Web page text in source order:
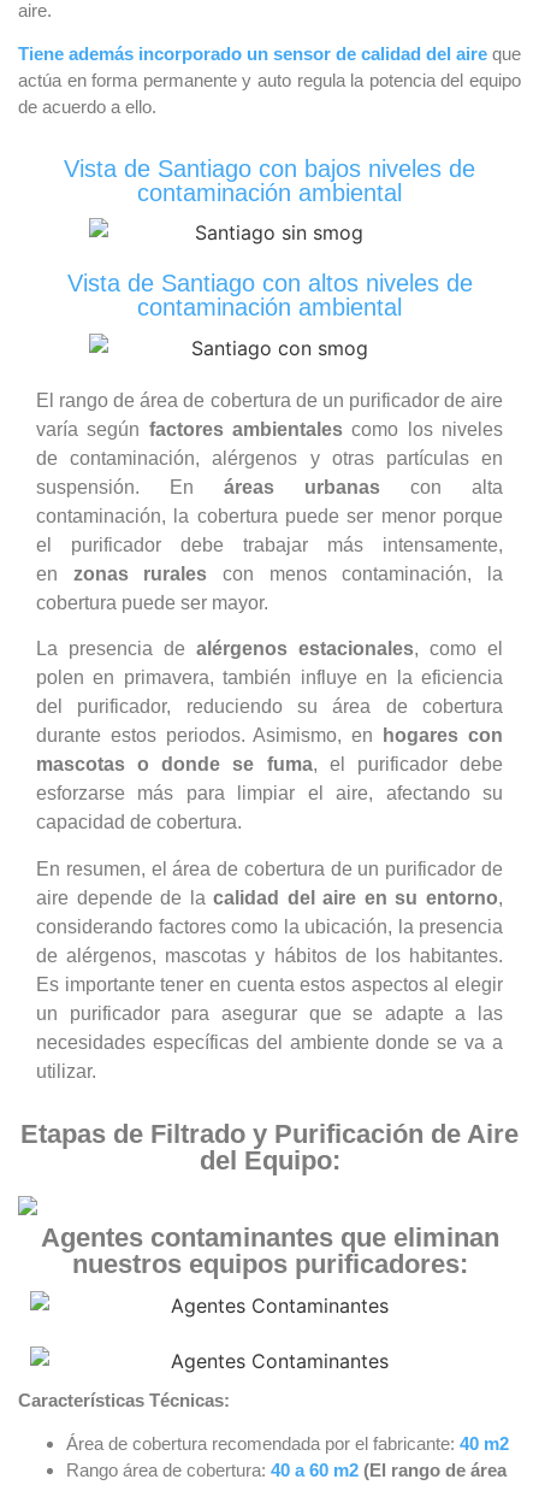
aire.
Tiene además incorporado un sensor de calidad del aire que
actúa en forma permanente y auto regula la potencia del equipo
de acuerdo a ello.
Vista de Santiago con bajos niveles de
contaminación ambiental
Vista de Santiago con altos niveles de
contaminación ambiental
El rango de área de cobertura de un purificador de aire
varía según factores ambientales como los niveles
de contaminación, alérgenos y otras partículas en
suspensión. En áreas urbanas con alta
contaminación, la cobertura puede ser menor porque
el purificador debe trabajar más intensamente,
en zonas rurales con menos contaminación, la
cobertura puede ser mayor.
La presencia de alérgenos estacionales, como el
polen en primavera, también influye en la eficiencia
del purificador, reduciendo su área de cobertura
durante estos periodos. Asimismo, en
hogares con
mascotas o donde se fuma, el purificador debe
esforzarse más para limpiar el aire, afectando su
capacidad de cobertura.
En resumen, el área de cobertura de un purificador de
aire depende de lacalidad del aire en su entorno,
considerando factores como la ubicación, la presencia
de alérgenos, mascotas y hábitos de los habitantes.
Es importante tener en cuenta estos aspectos al elegir
un purificador para asegurar que se adapte a las
necesidades específicas del ambiente donde se va a
utilizar.
Etapas de Filtrado y Purificación de Aire
del Equipo:
Agentes contaminantes que eliminan
nuestros equipos purificadores:
Características Técnicas:
Área de cobertura recomendada por el fabricante: 40 m2
Rango área de cobertura: 40 a 60 m2 (El rango de área